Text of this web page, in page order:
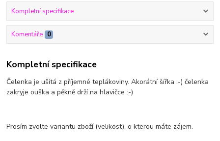
Kompletní specifikace
Komentáře 0
Kompletní specifikace
Čelenka je ušítá z příjemné teplákoviny. Akorátní šířka :-) čelenka
zakryje ouška a pěkně drží na hlavičce :-)
Prosím zvolte variantu zboží (velikost), o kterou máte zájem.